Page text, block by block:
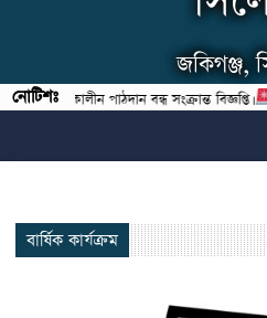
জকিগঞ্জ,
নোটিশঃচলাকালীন পাঠদান বন্ধ সংক্রান্ত বিজ্ঞপ্তি।
বার্ষিক কার্যক্রম